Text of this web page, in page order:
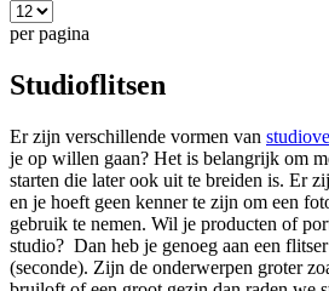
per pagina
Studioflitsen
Er zijn verschillende vormen van
je op willen gaan? Het is belangrijk om
starten die later ook uit te breiden is. Er
en je hoeft geen kenner te zijn om een
gebruik te nemen. Wil je producten of
studio? Dan heb je genoeg aan een
(seconde). Zijn de onderwerpen groter